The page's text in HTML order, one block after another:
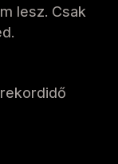
lesz. Csak